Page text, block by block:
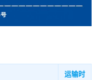
运输时